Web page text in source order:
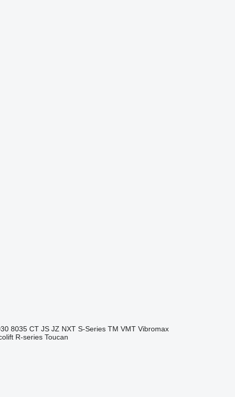
8035 CT JS JZ NXT S-Series TM VMT Vibromax
R-series Toucan